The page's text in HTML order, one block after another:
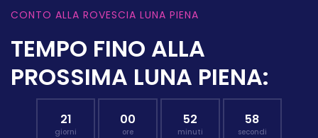
CONTO ALLA ROVESCIA LUNA PIENA
TEMPO FINO ALLA
PROSSIMA LUNA PIENA:
21
giorni
00
ore
52
minuti
57
secondi